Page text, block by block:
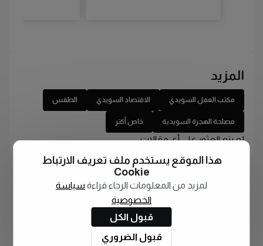
المزيد
مكتب العمل السويدي الاقتصاد السويدي الطقس
مصلحة الهجرة السويدية خاص أكتر
لم يتم العثور على أي مقالات
هذا الموقع يستخدم ملف تعريف الارتباط
Cookie
لمزيد من المعلومات الرجاء قراءة سياسة
الخصوصية
قبول الكل
قبول الضروري